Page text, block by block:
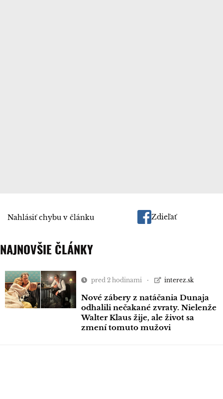
Nahlásiť chybu v článku Zdieľať
NAJNOVŠIE ČLÁNKY
pred 2 hodinami interez.sk
Nové zábery z natáčania Dunaja
odhalili nečakané zvraty. Nielenže
Walter Klaus žije, ale život sa
zmení tomuto mužovi